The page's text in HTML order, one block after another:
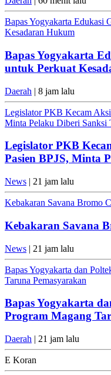
Bapas Yogyakarta Edukasi
Kesadaran Hukum
Bapas Yogyakarta
untuk Perkuat
Daerah | 8 jam lalu
Legislator PKB Kecam
Minta Pelaku Diberi Sanksi
Legislator PKB
Pasien BPJS, Minta
News | 21 jam lalu
Kebakaran Savana Bromo
Kebakaran Savana
News | 21 jam lalu
Bapas Yogyakarta dan
Taruna Pemasyarakan
Bapas Yogyakarta
Program Magang
Daerah | 21 jam lalu
E Koran